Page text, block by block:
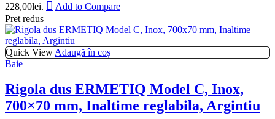
228,00lei.
Add to Compare
Pret redus
Quick View Adaugă în coș
Baie
Rigola dus ERMETIQ Model C, Inox,
700×70 mm, Inaltime reglabila, Argintiu